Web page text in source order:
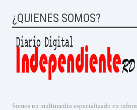
¿QUIENES SOMOS?
Somos un multimedio especializado en